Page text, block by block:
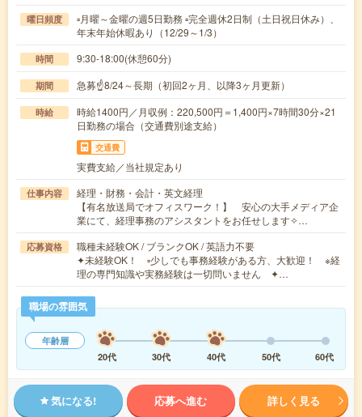
曜日頻度
▫月曜～金曜の週5日勤務 ▫完全週休2日制（土日祝日休み）、
年末年始休暇あり（12/29～1/3）
時間 9:30-18:00(休憩60分)
期間 急募☝8/24～長期（初回2ヶ月、以降3ヶ月更新）
時給
時給1400円／月収例：220,500円＝1,400円×7時間30分×21
日勤務の場合（交通費別途支給）
交通費
実費支給／当社規定あり
仕事内容
経理・財務・会計・英文経理
【有名放送局でオフィスワーク！】 安心の大手メディア企
業にて、経理事務のアシスタントをお任せします✧…
応募資格
職種未経験OK / ブランクOK / 英語力不要
✦未経験OK！ ▫少しでも事務経験がある方、大歓迎！ ※経
理の専門知識や実務経験は一切問いません ✦…
職場の雰囲気
年齢層
20代
30代 40代 50代 60代
気になる! 応募へ進む 詳しく見る